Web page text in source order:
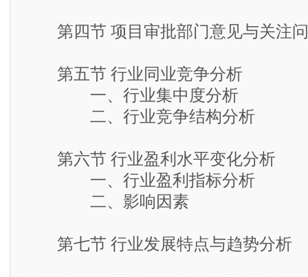
第四节 项目审批部门意见与关注
第五节 行业同业竞争分析
一、行业集中度分析
二、行业竞争结构分析
第六节 行业盈利水平变化分析
一、行业盈利指标分析
二、影响因素
第七节 行业发展特点与趋势分析